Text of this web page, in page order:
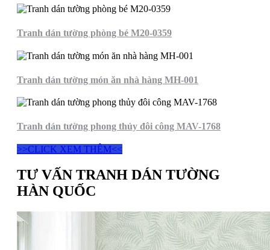
Tranh dán tường phòng bé M20-0359
Tranh dán tường món ăn nhà hàng MH-001
Tranh dán tường phong thủy đôi công MAV-1768
>>CLICK XEM THÊM<<
TƯ VẤN TRANH DÁN TƯỜNG
HÀN QUỐC